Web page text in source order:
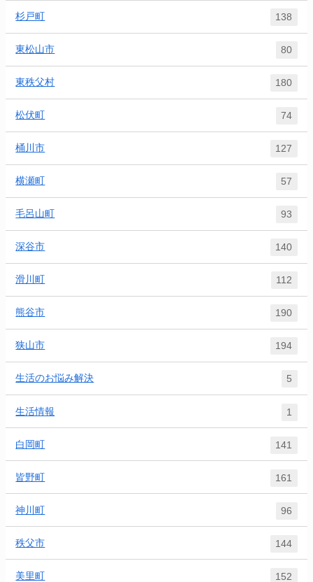
杉戸町 138
東松山市 80
東秩父村 180
松伏町 74
桶川市 127
横瀬町 57
毛呂山町 93
深谷市 140
滑川町 112
熊谷市 190
狭山市 194
生活のお悩み解決 5
生活情報 1
白岡町 141
皆野町 161
神川町 96
秩父市 144
美里町 152